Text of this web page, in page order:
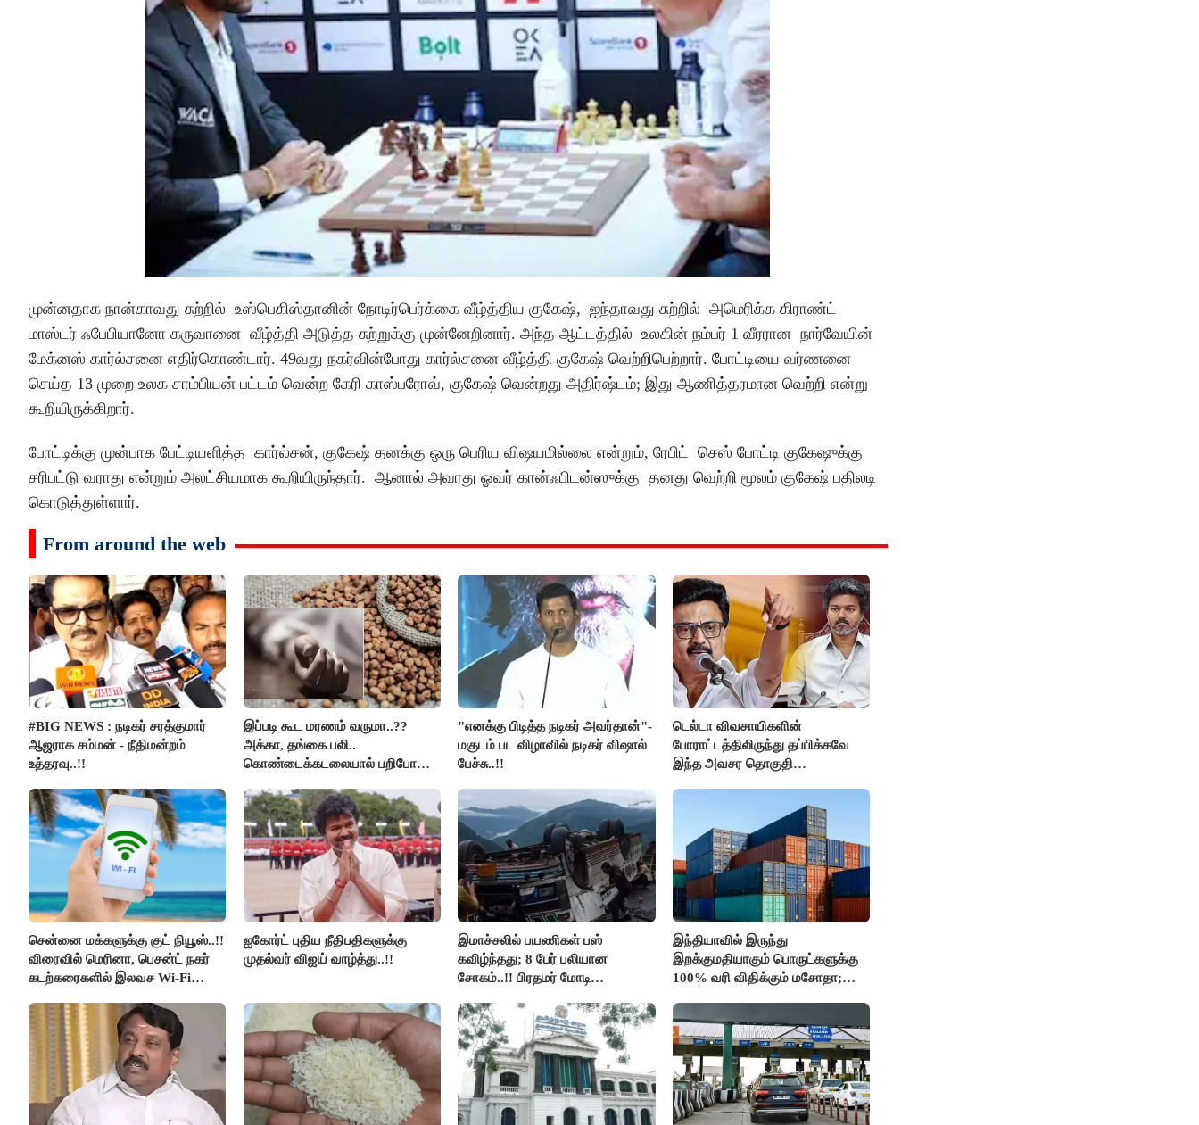
முன்னதாக நான்காவது சுற்றில் உஸ்பெகிஸ்தானின் நோடிர்பெர்க்கை வீழ்த்திய குகேஷ், ஐந்தாவது சுற்றில் அமெரிக்க கிராண்ட்
மாஸ்டர் ஃபேபியானோ கருவானை வீழ்த்தி அடுத்த சுற்றுக்கு முன்னேறினார். அந்த ஆட்டத்தில் உலகின் நம்பர் 1 வீரரான நார்வேயின்
மேக்னஸ் கார்ல்சனை எதிர்கொண்டார். 49வது நகர்வின்போது கார்ல்சனை வீழ்த்தி குகேஷ் வெற்றிபெற்றார். போட்டியை வர்ணனை
செய்த 13 முறை உலக சாம்பியன் பட்டம் வென்ற கேரி காஸ்பரோவ், குகேஷ் வென்றது அதிர்ஷ்டம்; இது ஆணித்தரமான வெற்றி என்று
கூறியிருக்கிறார்.
போட்டிக்கு முன்பாக பேட்டியளித்த கார்ல்சன், குகேஷ் தனக்கு ஒரு பெரிய விஷயமில்லை என்றும், ரேபிட் செஸ் போட்டி குகேஷுக்கு
சரிபட்டு வராது என்றும் அலட்சியமாக கூறியிருந்தார். ஆனால் அவரது ஓவர் கான்ஃபிடன்ஸுக்கு தனது வெற்றி மூலம் குகேஷ் பதிலடி
கொடுத்துள்ளார்.
From around the web
#BIG NEWS : நடிகர் சரத்குமார்
ஆஜராக சம்மன் - நீதிமன்றம்
உத்தரவு..!!
இப்படி கூட மரணம் வருமா..??
அக்கா, தங்கை பலி..
கொண்டைக்கடலையால் பறிபோன
"எனக்கு பிடித்த நடிகர் அவர்தான்"-
மகுடம் பட விழாவில் நடிகர் விஷால்
பேச்சு..!!
டெல்டா விவசாயிகளின்
போராட்டத்திலிருந்து தப்பிக்கவே
இந்த அவசர தொகுதி
சென்னை மக்களுக்கு குட் நியூஸ்..!!
விரைவில் மெரினா, பெசன்ட் நகர்
கடற்கரைகளில் இலவச Wi-Fi
ஐகோர்ட் புதிய நீதிபதிகளுக்கு
முதல்வர் விஜய் வாழ்த்து..!!
இமாச்சலில் பயணிகள் பஸ்
கவிழ்ந்தது; 8 பேர் பலியான
சோகம்..!! பிரதமர் மோடி
இந்தியாவில் இருந்து
இறக்குமதியாகும் பொருட்களுக்கு
100% வரி விதிக்கும் மசோதா;